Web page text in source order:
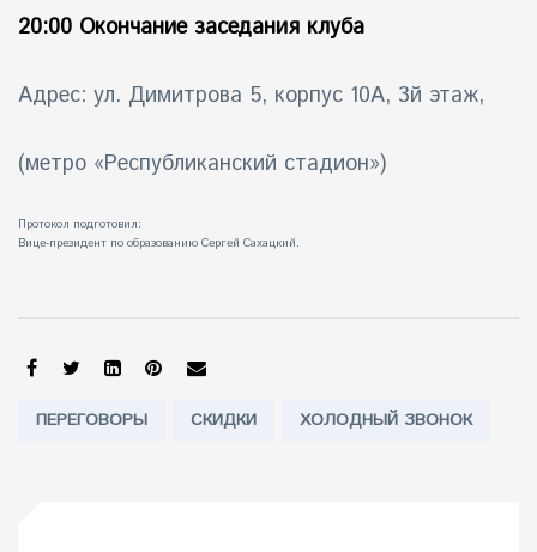
20:00 Окончание заседания клуба
Адрес: ул. Димитрова 5, корпус 10А, 3й этаж,
(метро «Республиканский стадион»)
Протокол подготовил:
Вице-президент по образованию Сергей Сахацкий.
SHARE:
Tags:
ПЕРЕГОВОРЫ СКИДКИ ХОЛОДНЫЙ ЗВОНОК